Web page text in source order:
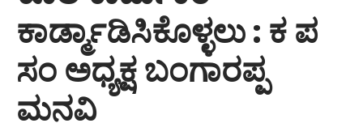
ಕಾರ್ಡ್ಮಾಡಿಸಿಕೊಳ್ಳಲು : ಕ ಪ
ಸಂ ಅಧ್ಯಕ್ಷ ಬಂಗಾರಪ್ಪ
ಮನವಿ